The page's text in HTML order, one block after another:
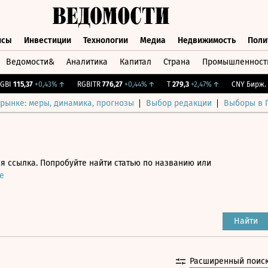
Инвестиции Технологии Медиа Недвижимость
Ведомости& Аналитика Капитал Страна
115,37 +0,43%↑ RGBITR 776,27 +0,44%↑ 279,3 +2,47%↑ CNY Бирж.
меры, динамика, прогнозы Выбор редакции Выборы в
ссылка. Попробуйте найти статью по названию или
Найти
Расширенный